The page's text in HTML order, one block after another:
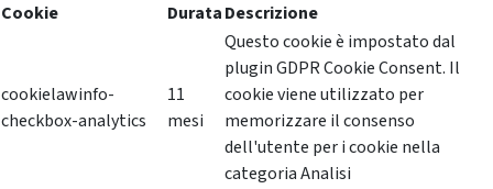
Cookie
DurataDescrizione
cookielawinfo-
checkbox-analytics
11
mesi
Questo cookie è impostato dal
plugin GDPR Cookie Consent. Il
cookie viene utilizzato per
memorizzare il consenso
dell'utente per i cookie nella
categoria Analisi